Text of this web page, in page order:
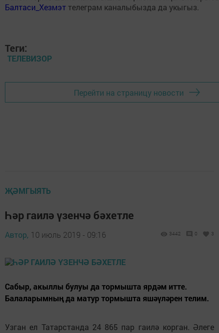
Балтаси_Хезмэт телеграм каналыбызда да укыгыз.
Теги:
ТЕЛЕВИЗОР
Перейти на страницу новости
ҖӘМГЫЯТЬ
Һәр гаилә үзенчә бәхетле
Автор, 10 июль 2019 - 09:16 3442 0 3
Сабыр, акыллы булуы да тормышта ярдәм итте.
Балаларымның да матур тормышта яшәүләрен телим.
Узган ел Татарстанда 24 865 пар гаилә корган. Әлеге